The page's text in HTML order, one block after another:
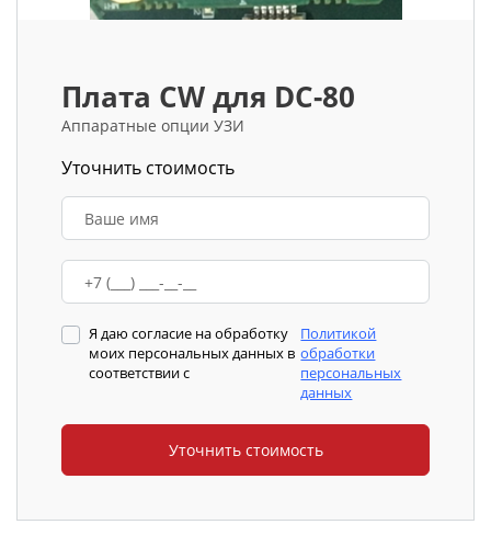
Плата CW для DC-80
Аппаратные опции УЗИ
Уточнить стоимость
Я даю согласие на обработку
моих персональных данных в
соответствии с
Политикой
обработки
персональных
данных